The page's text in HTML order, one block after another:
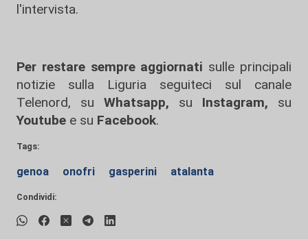
l'intervista.
Per restare sempre aggiornati sulle principali
notizie sulla Liguria seguiteci sul canale
Telenord, su
Whatsapp, su Instagram, su
Youtube e su Facebook.
Tags:
genoa onofri gasperini atalanta
Condividi: